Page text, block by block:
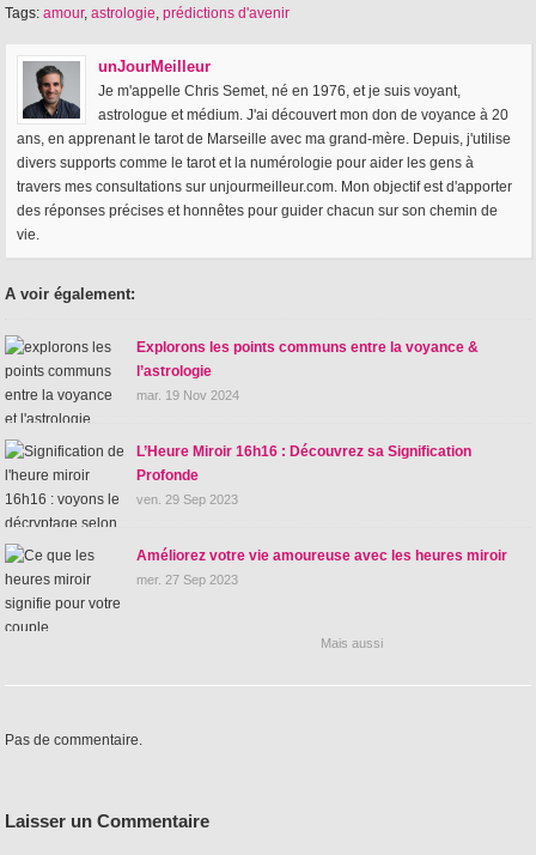
Tags: amour,astrologie,prédictions d'avenir
unJourMeilleur
Je m'appelle Chris Semet, né en 1976, et je suis voyant,
astrologue et médium. J'ai découvert mon don de voyance à 20
ans, en apprenant le tarot de Marseille avec ma grand-mère. Depuis, j'utilise
divers supports comme le tarot et la numérologie pour aider les gens à
travers mes consultations sur unjourmeilleur.com. Mon objectif est d'apporter
des réponses précises et honnêtes pour guider chacun sur son chemin de
vie.
A voir également:
Explorons les points communs entre la voyance &
l’astrologie
mar. 19 Nov 2024
L’Heure Miroir 16h16 : Découvrez sa Signification
Profonde
ven. 29 Sep 2023
Améliorez votre vie amoureuse avec les heures miroir
mer. 27 Sep 2023
Mais aussi
Pas de commentaire.
Laisser un Commentaire